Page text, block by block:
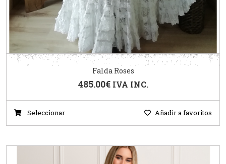
Falda Roses
485.00€ IVA INC.
Seleccionar Añadir a favoritos